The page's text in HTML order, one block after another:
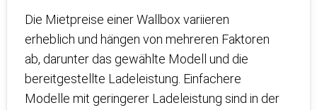
Die Mietpreise einer Wallbox variieren
erheblich und hängen von mehreren Faktoren
ab, darunter das gewählte Modell und die
bereitgestellte Ladeleistung. Einfachere
Modelle mit geringerer Ladeleistung sind in der